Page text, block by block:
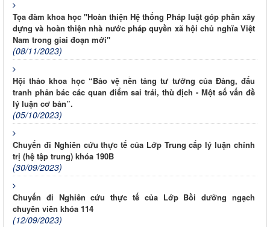
Tọa đàm khoa học "Hoàn thiện Hệ thống Pháp luật góp phần xây
dựng và hoàn thiện nhà nước pháp quyền xã hội chủ nghĩa Việt
Nam trong giai đoạn mới"
(08/11/2023)
Hội thảo khoa học “Bảo vệ nền tảng tư tưởng của Đảng, đấu
tranh phản bác các quan điểm sai trái, thù địch - Một số vấn đề
lý luận cơ bản”.
(05/10/2023)
Chuyến đi Nghiên cứu thực tế của Lớp Trung cấp lý luận chính
trị (hệ tập trung) khóa 190B
(30/09/2023)
Chuyến đi Nghiên cứu thực tế của Lớp Bồi dưỡng ngạch
chuyên viên khóa 114
(12/09/2023)